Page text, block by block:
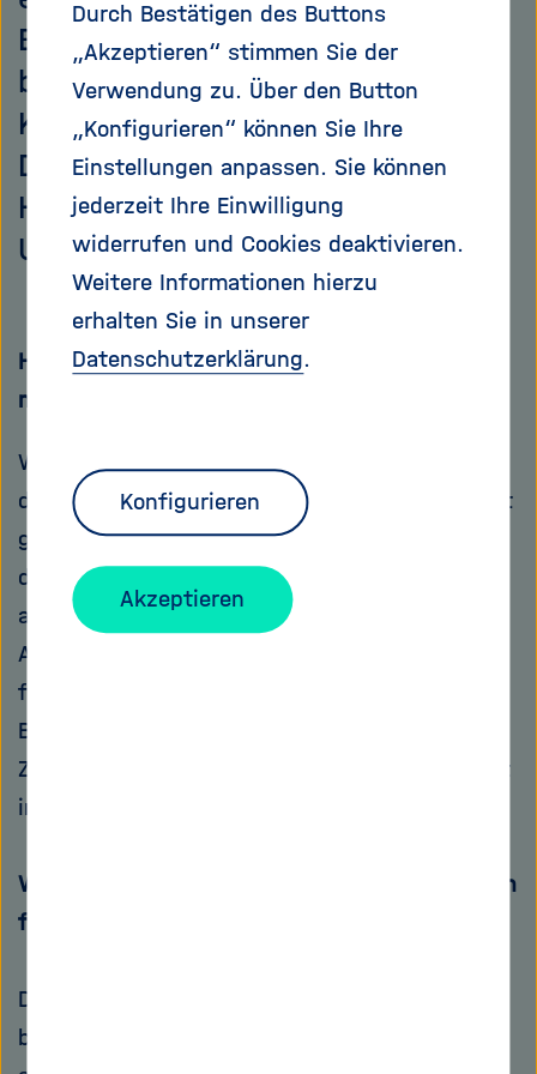
Badeseen in Deutschland
bestellt? Ein Interview mit
Karsten Rinke, dem Leiter des
Departments Seenforschung am
Helmholtz-Zentrum für
Umweltforschung.
Herr Rinke, waren Sie in diesem Sommer schon
mit der Familie in der Natur baden?
Wir haben zwar direkt um die Ecke einen See,
den zu nutzen haben wir aber leider noch nicht
geschafft. Dabei ist die Wasserqualität der
deutschen Badeseen auch 2016 wieder
ausgesprochen gut. Gerade weil das
Abwassermanagment in Deutschland so gut
funktioniert. Etwa 95 Prozent der
Badegewässer sind in einem sehr guten
Zustand. Die Badequalität ist daher extrem gut
in Deutschland.
Was heißt es konkret, wenn ein See zum Baden
freigegeben ist?
Die Badequalität wird hauptsächlich danach
beurteilt, wie belastet Gewässer mit Bakterien
Durch Bestätigen des Buttons
„Akzeptieren“ stimmen Sie der
Verwendung zu. Über den Button
„Konfigurieren“ können Sie Ihre
Einstellungen anpassen. Sie können
jederzeit Ihre Einwilligung
widerrufen und Cookies deaktivieren.
Weitere Informationen hierzu
erhalten Sie in unserer
Datenschutzerklärung.
Konfigurieren
Akzeptieren